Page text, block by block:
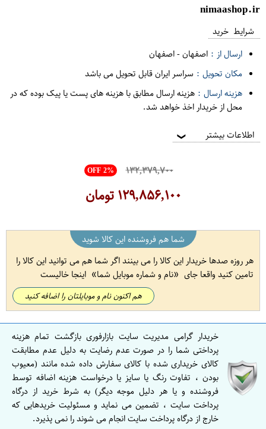
nimaashop.ir
شرایط خرید
ارسال از : اصفهان-اصفهان
مکان تحویل : سراسر ایران قابل تحویل می باشد
هزینه ارسال : هزینه ارسال مطابق با هزینه های پست یا پیک بوده که در
محل از خریدار اخذ خواهد شد.
اطلاعات بیشتر ❯
OFF 2% ۱۳۲,۳۷۹,۷۰۰
۱۲۹,۸۵۶,۱۰۰تومان
شما هم فروشنده این کالا شوید
هر روزه صدها خریدار این کالا را می بینند اگر شما هم می توانید این کالا را
تامین کنید واقعا جای
نام و شماره موبایل شما اینجا خالیست
هم اکنون نام و موبایلتان را اضافه کنید
خریدار گرامی مدیریت سایت بازارفوری بازگشت تمام هزینه
پرداختی شما را در صورت عدم رضایت به دلیل عدم مطابقت
کالای خریداری شده با کالای سفارش داده شده مانند (معیوب
بودن ، تفاوت رنگ یا سایز یا درخواست هزینه اضافه توسط
فروشنده و یا هر دلیل موجه دیگر) به شرط خرید از درگاه
پرداخت سایت ، تضمین می نماید و مسئولیت خریدهایی که
خارج از درگاه پرداخت سایت انجام می شوند را نمی پذیرد.